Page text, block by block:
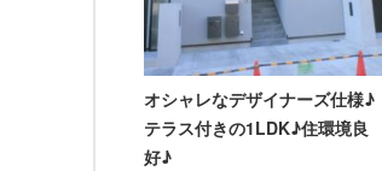
オシャレなデザイナーズ仕様♪
テラス付きの1LDK♪住環境良
好♪